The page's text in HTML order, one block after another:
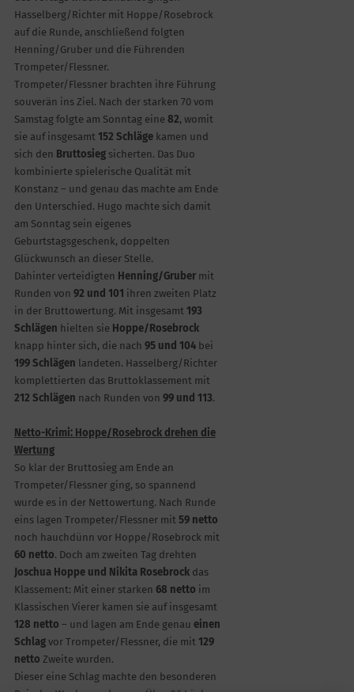
Hasselberg/Richter mit Hoppe/Rosebrock
auf die Runde, anschließend folgten
Henning/Gruber und die Führenden
Trompeter/Flessner.
Trompeter/Flessner brachten ihre Führung
souverän ins Ziel. Nach der starken 70 vom
Samstag folgte am Sonntag eine 82, womit
sie auf insgesamt 152 Schlägekamen und
sich den Bruttosiegsicherten. Das Duo
kombinierte spielerische Qualität mit
Konstanz – und genau das machte am Ende
den Unterschied. Hugo machte sich damit
am Sonntag sein eigenes
Geburtstagsgeschenk, doppelten
Glückwunsch an dieser Stelle.
Dahinter verteidigten Henning/Grubermit
Runden von 92 und 101 ihren zweiten Platz
in der Bruttowertung. Mit insgesamt 193
Schlägen hielten sie Hoppe/Rosebrock
knapp hinter sich, die nach 95 und 104bei
199 Schlägen landeten. Hasselberg/Richter
komplettierten das Bruttoklassement mit
212 Schlägen nach Runden von 99 und 113.
Netto-Krimi: Hoppe/Rosebrock drehen die
Wertung
So klar der Bruttosieg am Ende an
Trompeter/Flessner ging, so spannend
wurde es in der Nettowertung. Nach Runde
eins lagen Trompeter/Flessner mit 59 netto
noch hauchdünn vor Hoppe/Rosebrock mit
60 netto. Doch am zweiten Tag drehten
Joschua Hoppe und Nikita Rosebrockdas
Klassement: Mit einer starken 68 netto im
Klassischen Vierer kamen sie auf insgesamt
128 netto – und lagen am Ende genau einen
Schlagvor Trompeter/Flessner, die mit 129
netto Zweite wurden.
Dieser eine Schlag machte den besonderen